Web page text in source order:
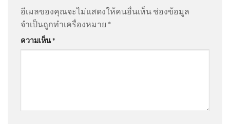
@BoontaweeSaelim
ขออภัยกรมอุทยาน อ.วีระ แจง
จำผิดปี ดรามาสิมิลัน อัพเดทข่าว
เลวทรามมาก เข้าตัว
อีเมลของคุณจะไม่แสดงให้คนอื่นเห็น ช่องข้อมูล
จำเป็นถูกทำเครื่องหมาย *
ความเห็น*